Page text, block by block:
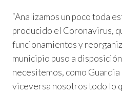
“Analizamos un poco toda
producido el Coronavirus,
funcionamientos y
municipio puso a
necesitemos, como
viceversa nosotros todo lo